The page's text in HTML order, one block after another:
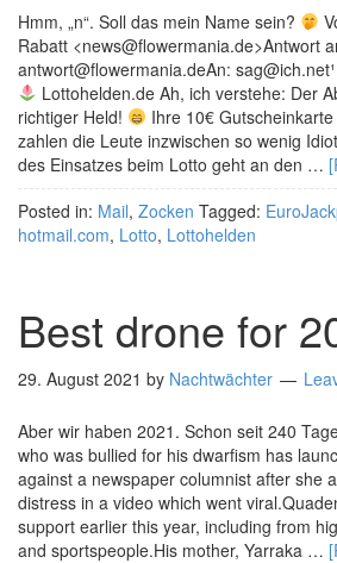
Hmm, „n“. Soll das mein Name sein?
Rabatt <news@flowermania.de>Antwort
antwort@flowermania.deAn:
Lottohelden.de Ah, ich verstehe: Der
richtiger Held!
Ihre 10€
zahlen die Leute inzwischen so wenig
des Einsatzes beim Lotto geht an den …
Posted in: Mail, Zocken Tagged:
hotmail.com, Lotto, Lottohelden
Best drone for
29. August 2021 by Nachtwächter
Aber wir haben 2021. Schon seit 240
who was bullied for his dwarfism has
against a newspaper columnist after she
distress in a video which went
support earlier this year, including from
and sportspeople.His mother, Yarraka …